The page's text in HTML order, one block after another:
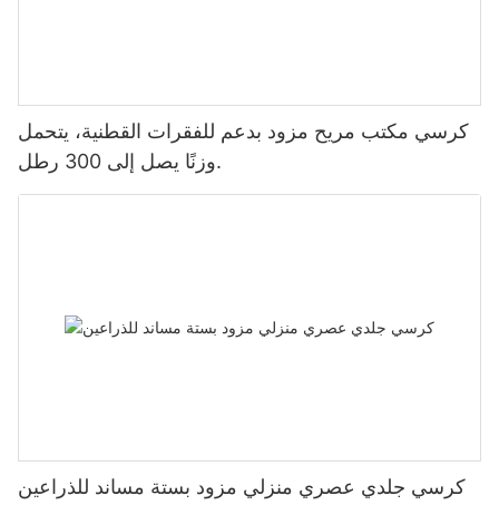
كرسي مكتب مريح مزود بدعم للفقرات القطنية، يتحمل
وزنًا يصل إلى 300 رطل.
كرسي جلدي عصري منزلي مزود بستة مساند للذراعين